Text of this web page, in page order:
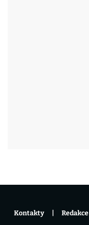
Kontakty Redakce